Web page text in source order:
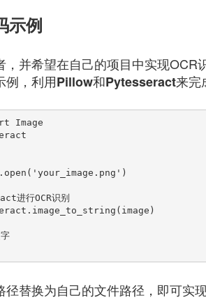
示例
，并希望在自己的项目中实现
例，利用Pillow和Pytesseract来完
Image
进行OCR识别
径替换为自己的文件路径，即可实